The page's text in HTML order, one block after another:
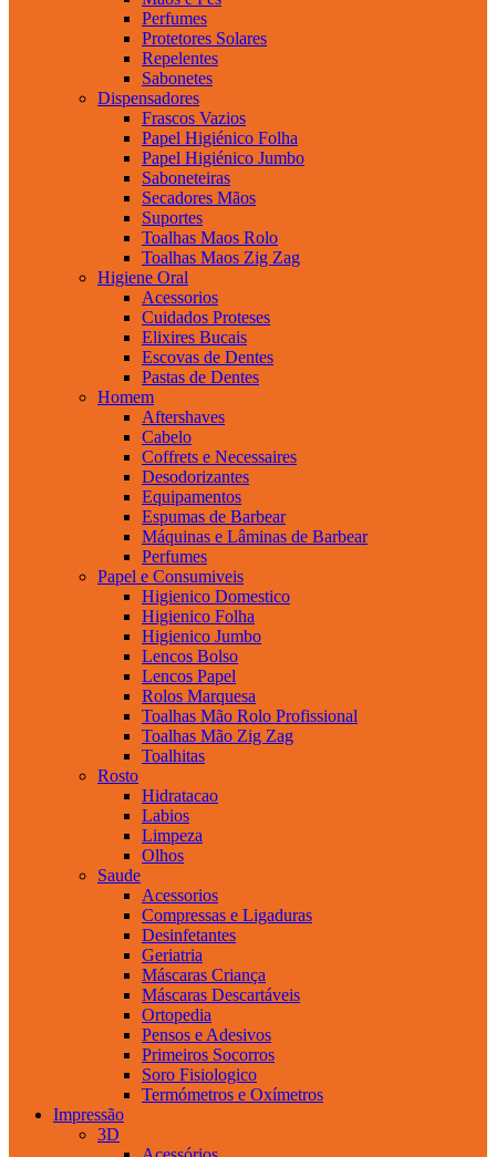
Perfumes
Protetores Solares
Repelentes
Sabonetes
Dispensadores
Frascos Vazios
Papel Higiénico Folha
Papel Higiénico Jumbo
Saboneteiras
Secadores Mãos
Suportes
Toalhas Maos Rolo
Toalhas Maos Zig Zag
Higiene Oral
Acessorios
Cuidados Proteses
Elixires Bucais
Escovas de Dentes
Pastas de Dentes
Homem
Aftershaves
Cabelo
Coffrets e Necessaires
Desodorizantes
Equipamentos
Espumas de Barbear
Máquinas e Lâminas de Barbear
Perfumes
Papel e Consumiveis
Higienico Domestico
Higienico Folha
Higienico Jumbo
Lencos Bolso
Lencos Papel
Rolos Marquesa
Toalhas Mão Rolo Profissional
Toalhas Mão Zig Zag
Toalhitas
Rosto
Hidratacao
Labios
Limpeza
Olhos
Saude
Acessorios
Compressas e Ligaduras
Desinfetantes
Geriatria
Máscaras Criança
Máscaras Descartáveis
Ortopedia
Pensos e Adesivos
Primeiros Socorros
Soro Fisiologico
Termómetros e Oxímetros
Impressão
3D